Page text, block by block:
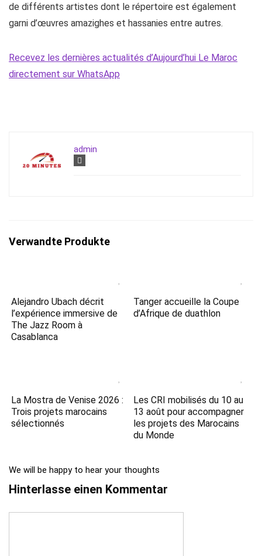
de différents artistes dont le répertoire est également
garni d’œuvres amazighes et hassanies entre autres.
Recevez les dernières actualités d’Aujourd’hui Le Maroc
directement sur WhatsApp
admin
Verwandte Produkte
Alejandro Ubach décrit
l’expérience immersive de
The Jazz Room à
Casablanca
Tanger accueille la Coupe
d’Afrique de duathlon
La Mostra de Venise 2026 :
Trois projets marocains
sélectionnés
Les CRI mobilisés du 10 au
13 août pour accompagner
les projets des Marocains
du Monde
We will be happy to hear your thoughts
Hinterlasse einen Kommentar